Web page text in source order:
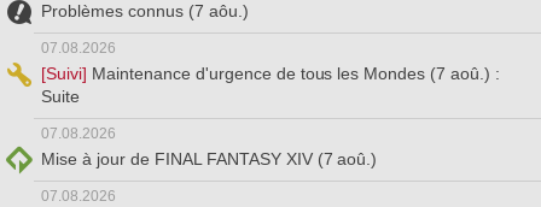
Problèmes connus (7 aôu.)
07.08.2026
[Suivi] Maintenance d'urgence de tous les Mondes (7 aoû.) :
Suite
07.08.2026
Mise à jour de FINAL FANTASY XIV (7 aoû.)
07.08.2026